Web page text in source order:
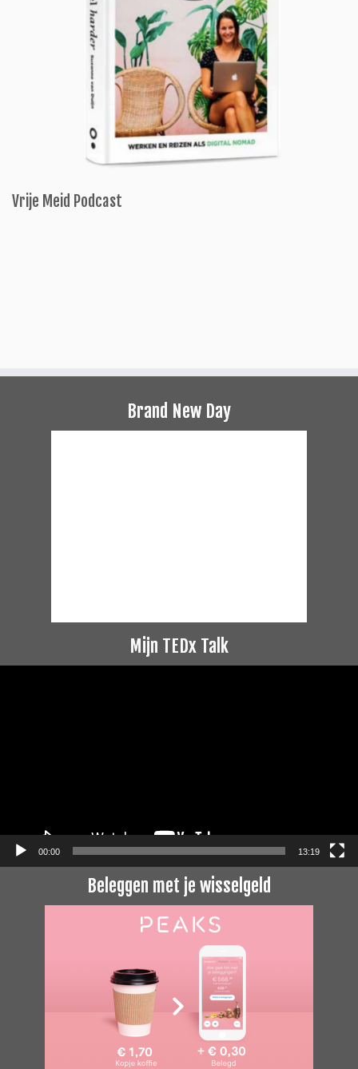
Vrije Meid Podcast
Brand New Day
Mijn TEDx Talk
00:00 13:19
Beleggen met je wisselgeld